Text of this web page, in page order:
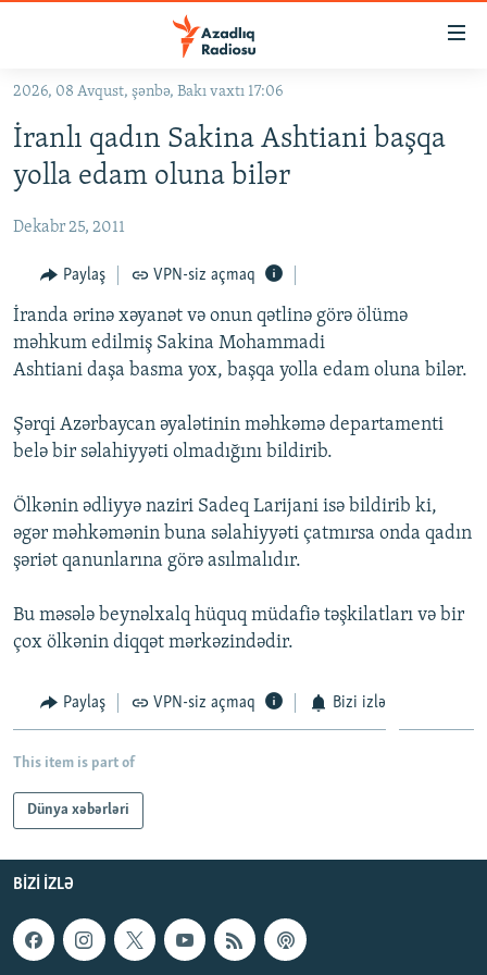
Əsas
qayıt
Əsas
naviqasiyaya
qayıt
KORRUPSIOMETR
#ƏSLINDƏ
FƏRQƏ BAX
QANUNI DOĞRU
ARAŞDIRMA
VIDEO
İNFOQRAFIKA
RADIO ARXIV
AZƏRBAYCAN ƏDƏBIYYATI KITABXANASI
İSLAM VƏ DEMOKRATIYA
MISSIYAMIZ
PEŞƏ ETIKASI VƏ JURNALISTIKA STANDARTLARIMIZ
AZADLIQRADIOSU MOBIL TELEFONUNUZDA
XƏBƏR BÜLLETENLƏRIMIZ
BIZI IZLƏ
RFE/RL-in bütün saytları
2026, 08 Avqust, şənbə, Bakı vaxtı 17:06
İranlı qadın Sakina Ashtiani başqa
yolla edam oluna bilər
Dekabr 25, 2011
Paylaş VPN-siz açmaq
İranda ərinə xəyanət və onun qətlinə görə ölümə
məhkum edilmiş Sakina Mohammadi
Ashtiani daşa basma yox, başqa yolla edam oluna bilər.
Şərqi Azərbaycan əyalətinin məhkəmə departamenti
belə bir səlahiyyəti olmadığını bildirib.
Ölkənin ədliyyə naziri Sadeq Larijani isə bildirib ki,
əgər məhkəmənin buna səlahiyyəti çatmırsa onda qadın
şəriət qanunlarına görə asılmalıdır.
Bu məsələ beynəlxalq hüquq müdafiə təşkilatları və bir
çox ölkənin diqqət mərkəzindədir.
Paylaş VPN-siz açmaq Bizi izlə
This item is part of
Dünya xəbərləri
BIZI IZLƏ